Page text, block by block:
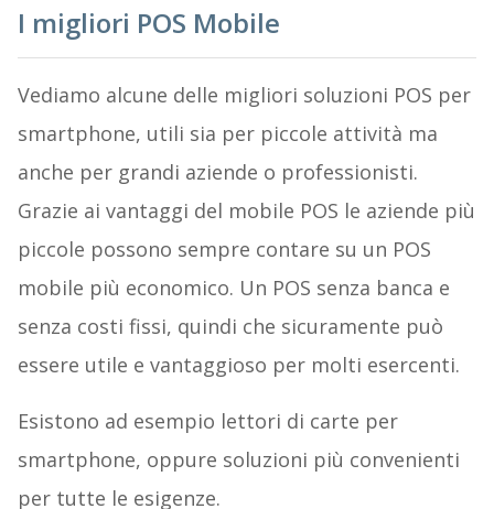
I migliori POS Mobile
Vediamo alcune delle migliori soluzioni POS per
smartphone, utili sia per piccole attività ma
anche per grandi aziende o professionisti.
Grazie ai vantaggi del mobile POS le aziende più
piccole possono sempre contare su un POS
mobile più economico. Un POS senza banca e
senza costi fissi, quindi che sicuramente può
essere utile e vantaggioso per molti esercenti.
Esistono ad esempio lettori di carte per
smartphone, oppure soluzioni più convenienti
per tutte le esigenze.